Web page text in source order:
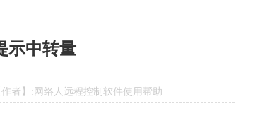
示中转量
者】:网络人远程控制软件使用帮助